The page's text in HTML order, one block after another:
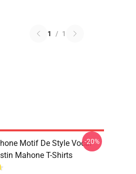
1 / 1
Motif De Style Vocal
Mahone T-Shirts
-20%